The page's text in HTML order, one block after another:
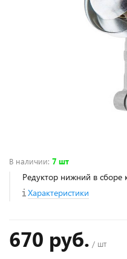
В наличии: 7 шт
Редуктор нижний в
Характеристики
670 руб. / шт